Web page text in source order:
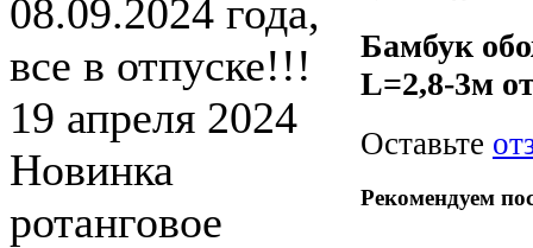
08.09.2024 года,
все в отпуске!!!
19 апреля 2024
Новинка
ротанговое
Бамбук
L=2,8-3м
Оставьте
Рекомендуем